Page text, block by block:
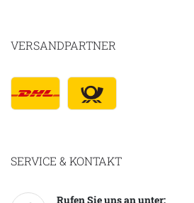
VERSANDPARTNER
SERVICE & KONTAKT
Rufen Sie uns an unter: